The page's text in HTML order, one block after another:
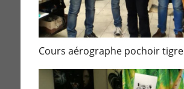
Cours aérographe pochoir tigre